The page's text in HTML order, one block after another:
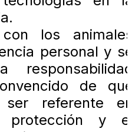
los
personal y
de
ser referente
protección y